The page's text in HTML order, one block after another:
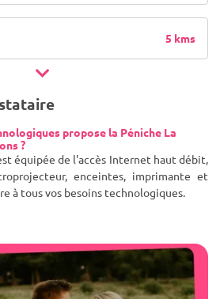
5 kms
propose la Péniche La
?
équipée de l'accès Internet haut débit,
enceintes, imprimante et
à tous vos besoins technologiques.